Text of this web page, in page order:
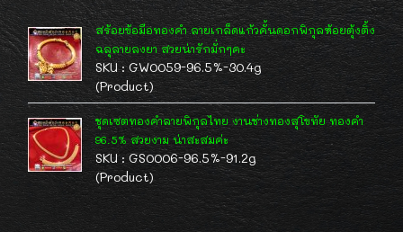
สร้อยข้อมือทองคำ ลายเกล็ดแก้วคั้นดอกพิกุลห้อยตุ้งติ้ง
ฉลุลายลงยา สวยน่ารักมั่กๆคะ
SKU : GW0059-96.5%-30.4g
(Product)
ชุดเซตทองคำลายพิกุลไทย งานช่างทองสุโขทัย ทองคำ
96.5% สวยงาม น่าสะสมค่ะ
SKU : GS0006-96.5%-91.2g
(Product)